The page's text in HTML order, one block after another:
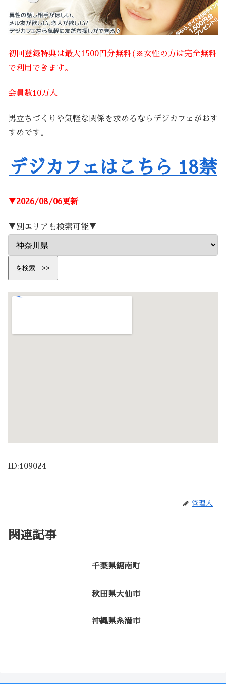
初回登録特典は最大1500円分無料(※女性の方は完全無料
で利用できます。
会員数10万人
男立ちづくりや気軽な関係を求めるならデジカフェがおす
すめです。
デジカフェはこちら 18禁
▼2026/08/06更新
▼別エリアも検索可能▼
ID:109024
管理人
関連記事
千葉県鋸南町
秋田県大仙市
沖縄県糸満市